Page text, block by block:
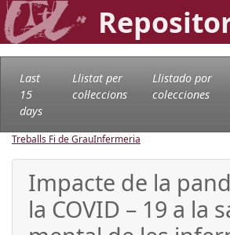
Last
15
days
Llistat per
col·leccions
Llistado por
colecciones
Treballs Fi de GrauInfermeria
Impacte de la
la COVID – 19 a la